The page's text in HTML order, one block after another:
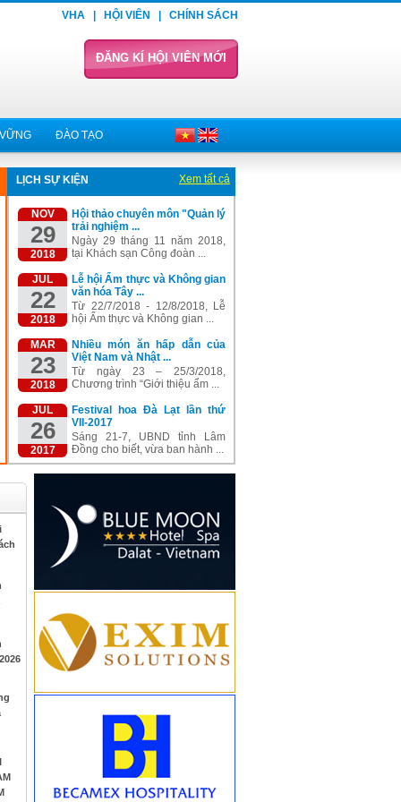
VHA HỘI VIÊN CHÍNH SÁCH
ĐĂNG KÍ HỘI VIÊN MỚI
ĐÀO TẠO
LỊCH SỰ KIỆN Xem tất cả
NOV
29
2018
Hội thảo chuyên môn "Quản lý
trải nghiệm ...
Ngày 29 tháng 11 năm 2018,
tại Khách sạn Công đoàn ...
JUL
22
2018
Lễ hội Ẩm thực và Không gian
văn hóa Tây ...
Từ 22/7/2018 - 12/8/2018, Lễ
hội Ẩm thực và Không gian ...
MAR
23
2018
Nhiều món ăn hấp dẫn của
Việt Nam và Nhật ...
Từ ngày 23 – 25/3/2018,
Chương trình “Giới thiệu ẩm ...
JUL
26
2017
Festival hoa Đà Lạt lần thứ
VII-2017
Sáng 21-7, UBND tỉnh Lâm
Đồng cho biết, vừa ban hành ...